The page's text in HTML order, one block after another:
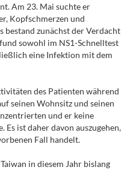
Am 23. Mai suchte er
Kopfschmerzen und
bestand zunächst der Verdacht
sowohl im NS1-Schnelltest
eine Infektion mit dem
des Patienten während
seinen Wohnsitz und seinen
und er keine
ist daher davon auszugehen,
Fall handelt.
in diesem Jahr bislang